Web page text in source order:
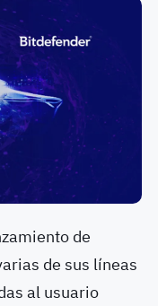
de
de sus líneas
al usuario